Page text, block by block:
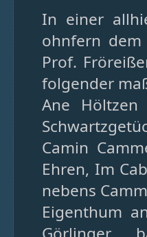
In einer
ohnfern
Prof.
folgender
Ane
Camin
Ehren, Im
nebens
Eigenthum